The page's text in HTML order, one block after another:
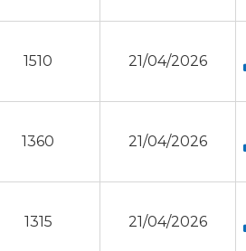
1510 21/04/2026
1360 21/04/2026
1315 21/04/2026